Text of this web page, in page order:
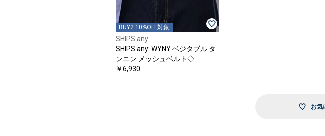
BUY2 10%OFF対象
SHIPS any
SHIPS any: WYNY ベジタブル タ
ンニン メッシュベルト◇
￥6,930
お気